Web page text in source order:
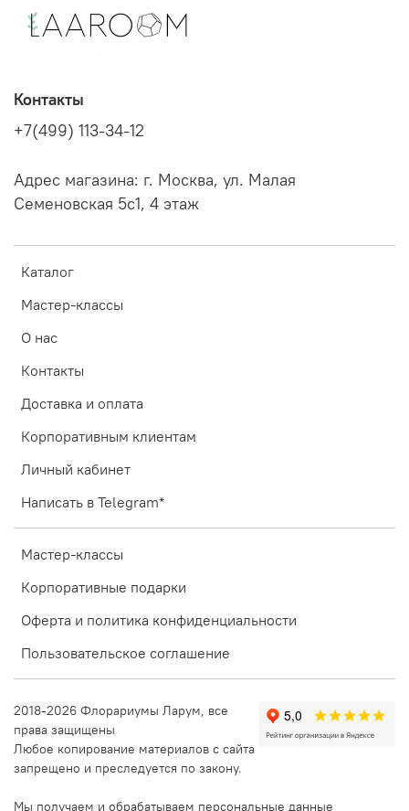
Каталог
Мастер-классы
О нас
Контакты
Доставка и оплата
Корпоративным клиентам
Личный кабинет
Написать в Telegram*
Мастер-классы
Корпоративные подарки
Оферта и политика конфиденциальности
Пользовательское соглашение
Контакты
+7(499) 113-34-12
Адрес магазина: г. Москва, ул. Малая
Семеновская 5с1, 4 этаж
2018-2026 Флорариумы Ларум, все
права защищены
Любое копирование материалов с сайта
запрещено и преследуется по закону.
Мы получаем и обрабатываем персональные данные